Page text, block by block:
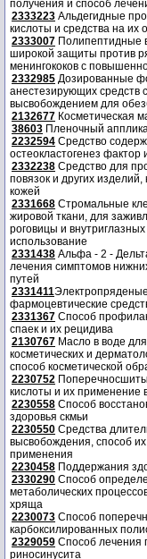
получения и способ
2333223 Альдегидные
кислоты и средства на их
2333007 Полипептидные
широкой защиты против
менингококов с
2332985 Дозированные
анестезирующих средств
высвобождением для
2132677 Косметическая
38603 Пленочный
2232594 Средство
остеокластогенез фактор
2332238 Средство для
повязок и других
кожей
2331668 Стромальные
жировой ткани, для
роговицы и
использование
2331438 Альфа - 2 -
лечения симптомов
путей
2331411
фармоцевтические
2331367 Способ
спаек и их рецидива
2130767 Масло в воде
косметических и
способ косметической
2230752
кислоты и их применение
2230558 Способ
здоровья скмьи
2230550 Средства
высвобождения, способ
применения
2230458 Поддержания
2330290 Способ
метаболических
хряща
2230073 Способ
карбоксилированных
2329059 Способ лечения
риносинусита